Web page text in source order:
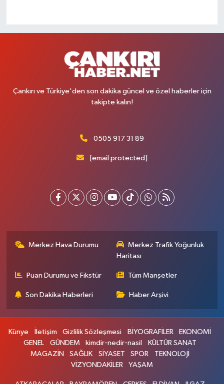
Çankırı ve Türkiye'den son dakika güncel ve özel haberler için
takipte kalın!
0505 917 31 89
[email protected]
Merkez Hava Durumu
Merkez Trafik Yoğunluk
Haritası
Puan Durumu ve Fikstür Tüm Manşetler
Son Dakika Haberleri Haber Arşivi
Künye İletişim Gizlilik Sözleşmesi BİYOGRAFİLER
EKONOMİ
GENEL
GÜNDEM kimdir-nedir-nasil
KÜLTÜR SANAT
MAGAZİN
SAĞLIK SİYASET SPOR
TEKNOLOJİ
VİZYONDAKİLER
YAŞAM